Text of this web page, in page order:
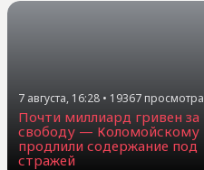
7 августа, 16:28 • 19367 просмотра
Почти миллиард гривен за
свободу — Коломойскому
продлили содержание под
стражей